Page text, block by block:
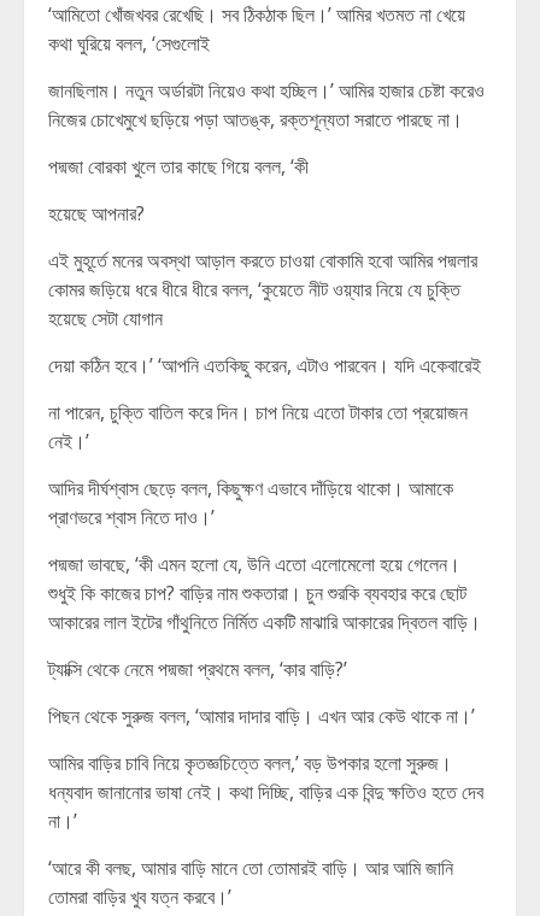
‘আমিতো খোঁজখবর রেখেছি। সব ঠিকঠাক ছিল।’ আমির খতমত না খেয়ে
কথা ঘুরিয়ে বলল, ‘সেগুলোই
জানছিলাম। নতুন অর্ডারটা নিয়েও কথা হচ্ছিল।’ আমির হাজার চেষ্টা করেও
নিজের চোখেমুখে ছড়িয়ে পড়া আতঙ্ক, রক্তশূন্যতা সরাতে পারছে না।
পদ্মজা বোরকা খুলে তার কাছে গিয়ে বলল, ‘কী
হয়েছে আপনার?
এই মুহূর্তে মনের অবস্থা আড়াল করতে চাওয়া বোকামি হবো আমির পদ্মলার
কোমর জড়িয়ে ধরে ধীরে ধীরে বলল, ‘কুয়েতে নীট ওয়্যার নিয়ে যে চুক্তি
হয়েছে সেটা যোগান
দেয়া কঠিন হবে।’ ‘আপনি এতকিছু করেন, এটাও পারবেন। যদি একেবারেই
না পারেন, চুক্তি বাতিল করে দিন। চাপ নিয়ে এতো টাকার তো প্রয়োজন
নেই।’
আদির দীর্ঘশ্বাস ছেড়ে বলল, কিছুক্ষণ এভাবে দাঁড়িয়ে থাকো। আমাকে
প্রাণভরে শ্বাস নিতে দাও।’
পদ্মজা ভাবছে, ‘কী এমন হলো যে, উনি এতো এলোমেলো হয়ে গেলেন।
শুধুই কি কাজের চাপ? বাড়ির নাম শুকতারা। চুন শুরকি ব্যবহার করে ছোট
আকারের লাল ইটের গাঁথুনিতে নির্মিত একটি মাঝারি আকারের দ্বিতল বাড়ি।
ট্যাক্সি থেকে নেমে পদ্মজা প্রথমে বলল, ‘কার বাড়ি?’
পিছন থেকে সুরুজ বলল, ‘আমার দাদার বাড়ি। এখন আর কেউ থাকে না।’
আমির বাড়ির চাবি নিয়ে কৃতজ্ঞচিত্তে বলল,’ বড় উপকার হলো সুরুজ।
ধন্যবাদ জানানোর ভাষা নেই। কথা দিচ্ছি, বাড়ির এক বিন্দু ক্ষতিও হতে দেব
না।’
‘আরে কী বলছ, আমার বাড়ি মানে তো তোমারই বাড়ি। আর আমি জানি
তোমরা বাড়ির খুব যত্ন করবে।’